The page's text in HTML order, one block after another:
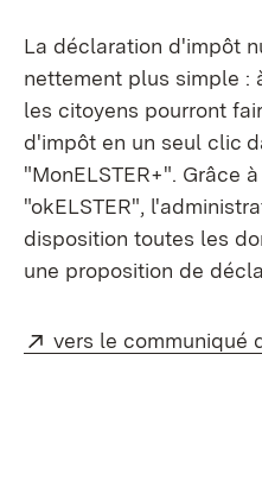
La déclaration d'impôt
nettement plus simple :
les citoyens pourront
d'impôt en un seul clic
"MonELSTER+". Grâce
"okELSTER",
disposition toutes les
une proposition de
Externe:
vers le communiqué